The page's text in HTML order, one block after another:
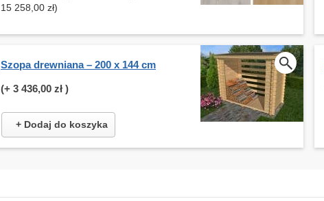
15 258,00 zł)
Szopa drewniana – 200 x 144 cm
(+ 3 436,00 zł )
+ Dodaj do koszyka